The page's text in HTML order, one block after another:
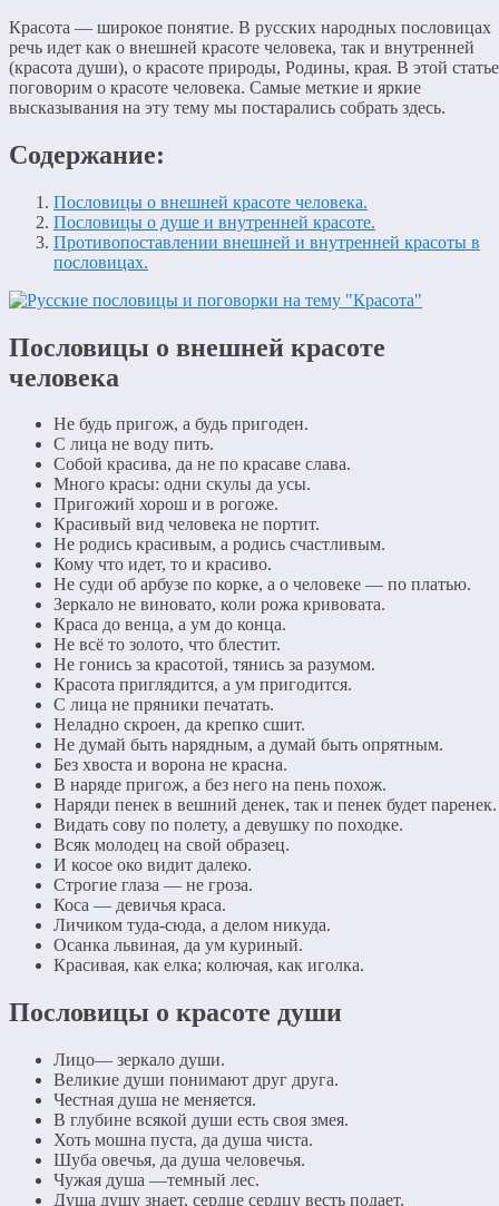
Красота — широкое понятие. В русских народных пословицах
речь идет как о внешней красоте человека, так и внутренней
(красота души), о красоте природы, Родины, края. В этой статье
поговорим о красоте человека. Самые меткие и яркие
высказывания на эту тему мы постарались собрать здесь.
Содержание:
Пословицы о внешней красоте человека.
Пословицы о душе и внутренней красоте.
Противопоставлении внешней и внутренней красоты в
пословицах.
Пословицы о внешней красоте
человека
Не будь пригож, а будь пригоден.
С лица не воду пить.
Собой красива, да не по красаве слава.
Много красы: одни скулы да усы.
Пригожий хорош и в рогоже.
Красивый вид человека не портит.
Не родись красивым, а родись счастливым.
Кому что идет, то и красиво.
Не суди об арбузе по корке, а о человеке — по платью.
Зеркало не виновато, коли рожа кривовата.
Краса до венца, а ум до конца.
Не всё то золото, что блестит.
Не гонись за красотой, тянись за разумом.
Красота приглядится, а ум пригодится.
С лица не пряники печатать.
Неладно скроен, да крепко сшит.
Не думай быть нарядным, а думай быть опрятным.
Без хвоста и ворона не красна.
В наряде пригож, а без него на пень похож.
Наряди пенек в вешний денек, так и пенек будет паренек.
Видать сову по полету, а девушку по походке.
Всяк молодец на свой образец.
И косое око видит далеко.
Строгие глаза — не гроза.
Коса — девичья краса.
Личиком туда-сюда, а делом никуда.
Осанка львиная, да ум куриный.
Красивая, как елка; колючая, как иголка.
Пословицы о красоте души
Лицо— зеркало души.
Великие души понимают друг друга.
Честная душа не меняется.
В глубине всякой души есть своя змея.
Хоть мошна пуста, да душа чиста.
Шуба овечья, да душа человечья.
Чужая душа —темный лес.
Душа душу знает, сердце сердцу весть подает.